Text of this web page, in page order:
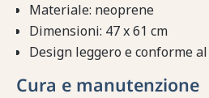
Materiale: neoprene
Dimensioni: 47 x 61 cm
Design leggero e conforme
Cura e manutenzione